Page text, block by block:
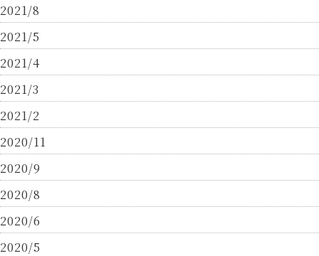
2021/8
2021/5
2021/4
2021/3
2021/2
2020/11
2020/9
2020/8
2020/6
2020/5